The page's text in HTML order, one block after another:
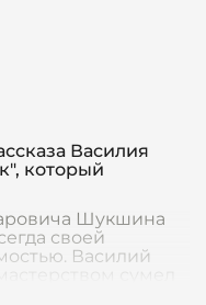
Василия
который
Шукшина
своей
Василий
сумел